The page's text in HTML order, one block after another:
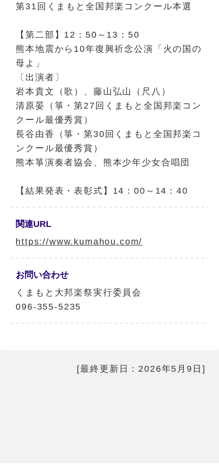
第31回くまもと全国邦楽コンクール本選
【第二部】12：50～13：50
熊本地震から10年復興祈念公演「火の国の
母よ」
〔出演者〕
岩本貴文（歌）、藤山弘山（尺八）
清原晏（箏・第27回くまもと全国邦楽コン
クール最優秀賞）
長谷由香（箏・第30回くまもと全国邦楽コ
ンクール最優秀賞）
熊本箏演奏者協会、熊本少年少女合唱団
【結果発表・表彰式】14：00～14：40
関連URL
https://www.kumahou.com/
お問い合わせ
くまもと大邦楽祭実行委員会
096-355-5235
[最終更新日：2026年5月9日]